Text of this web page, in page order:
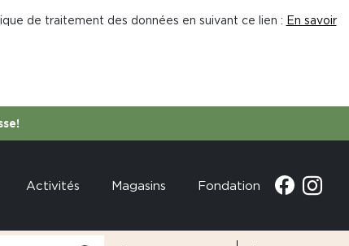
de traitement des données en suivant ce lien : En savoir
Activités Magasins Fondation